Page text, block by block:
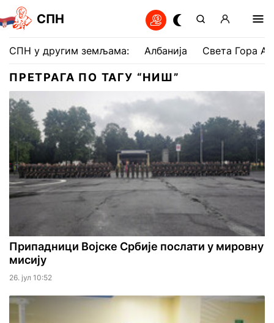
СПН
СПН у другим земљама: Албанија Света Гора
ПРЕТРАГА ПО ТАГУ “НИШ”
Припадници Војске Србије послати у мировну
мисију
26. јул 10:52